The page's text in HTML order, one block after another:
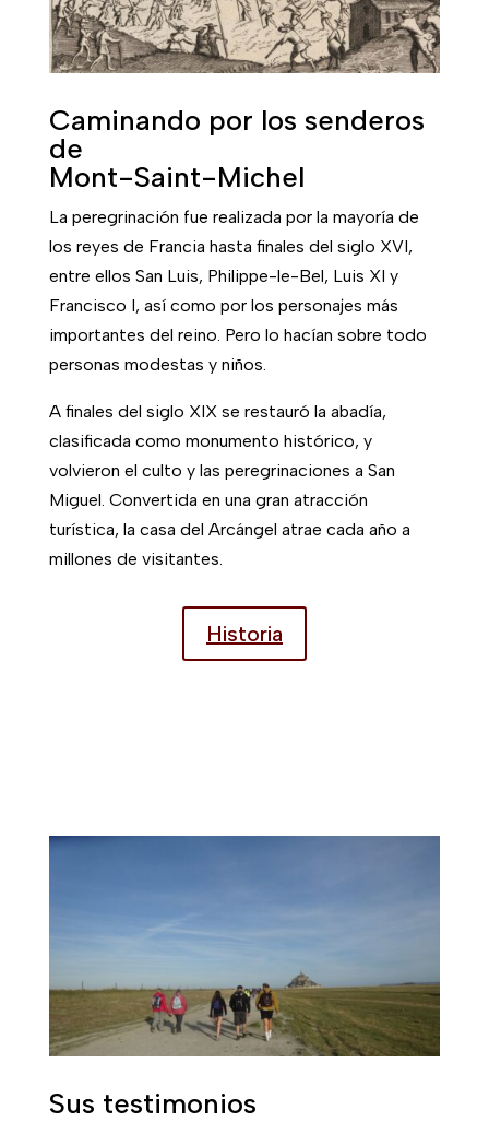
Caminando por los senderos
de
Mont-Saint-Michel
La peregrinación fue realizada por la mayoría de
los reyes de Francia hasta finales del siglo XVI,
entre ellos San Luis, Philippe-le-Bel, Luis XI y
Francisco I, así como por los personajes más
importantes del reino. Pero lo hacían sobre todo
personas modestas y niños.
A finales del siglo XIX se restauró la abadía,
clasificada como monumento histórico, y
volvieron el culto y las peregrinaciones a San
Miguel. Convertida en una gran atracción
turística, la casa del Arcángel atrae cada año a
millones de visitantes.
Historia
Sus testimonios